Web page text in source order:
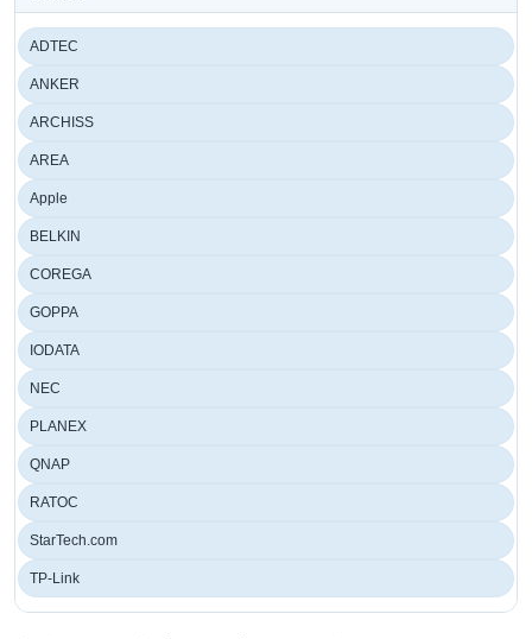
ADTEC
ANKER
ARCHISS
AREA
Apple
BELKIN
COREGA
GOPPA
IODATA
NEC
PLANEX
QNAP
RATOC
StarTech.com
TP-Link